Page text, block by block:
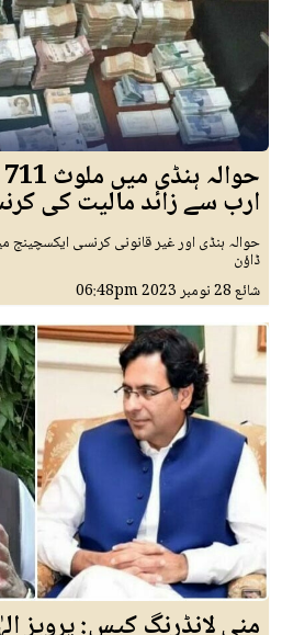
ارب سے زائد مالیت کی
حوالہ ہنڈی اور غیر قانونی کرنسی
ڈاؤن
شائع28 نومبر 2023 06:48pm